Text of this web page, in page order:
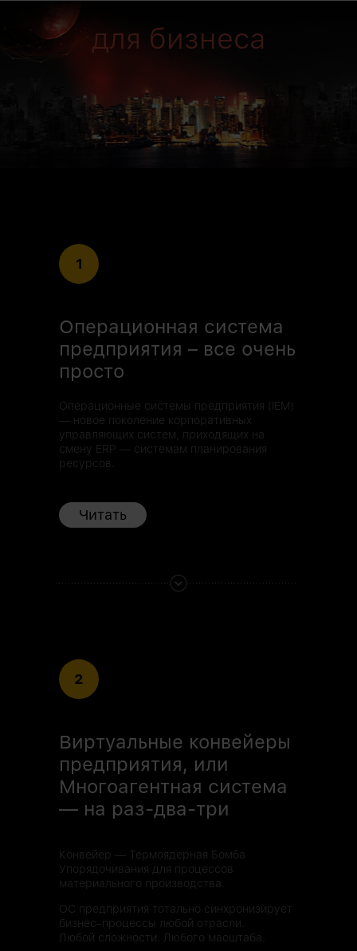
для бизнеса
1
Операционная система
предприятия – все очень
просто
Операционные системы предприятия (IEM)
— новое поколение корпоративных
управляющих систем, приходящих на
смену ERP — системам планирования
ресурсов.
Читать
2
Виртуальные конвейеры
предприятия, или
Многоагентная система
— на раз-два-три
Конвейер — Термоядерная Бомба
Упорядочивания для процессов
материального производства.
ОС предприятия тотально синхронизирует
бизнес-процессы любой отрасли.
Любой сложности. Любого масштаба.